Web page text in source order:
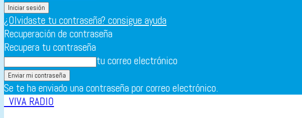
¿Olvidaste tu contraseña? consigue ayuda
Recuperación de contraseña
Recupera tu contraseña
tu correo electrónico
Se te ha enviado una contraseña por correo electrónico.
VIVA RADIO